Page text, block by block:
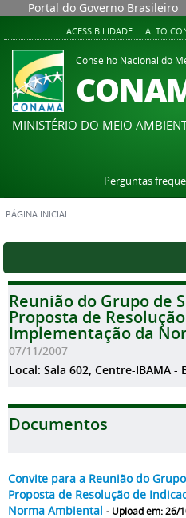
Portal do Governo Brasileiro
ACESSIBILIDADE ALTO
Conselho Nacional do
MINISTÉRIO DO MEIO
Perguntas
PÁGINA INICIAL
Reunião do Grupo de
Proposta de
Implementação da
07/11/2007
Local: Sala 602, Centre-IBAMA -
Documentos
Convite para a Reunião do
Proposta de Resolução de
Norma Ambiental - Upload em: 26/